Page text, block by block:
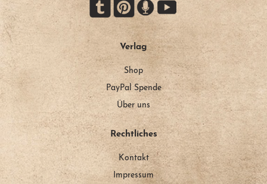
Verlag
Shop
PayPal Spende
Über uns
Rechtliches
Kontakt
Impressum